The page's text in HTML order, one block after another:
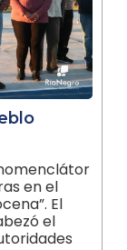
en el
El
el